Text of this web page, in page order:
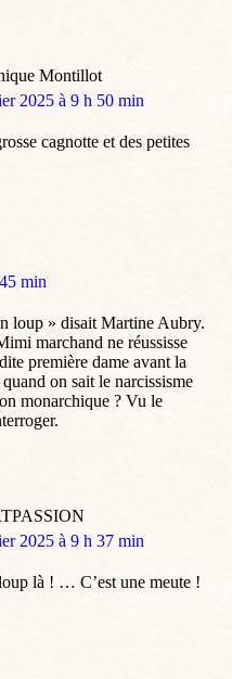
Montillot
2025 à 9 h 50 min
cagnotte et des petites
min
loup » disait Martine Aubry.
marchand ne réussisse
première dame avant la
on sait le narcissisme
monarchique ? Vu le
2025 à 9 h 37 min
là ! … C’est une meute !